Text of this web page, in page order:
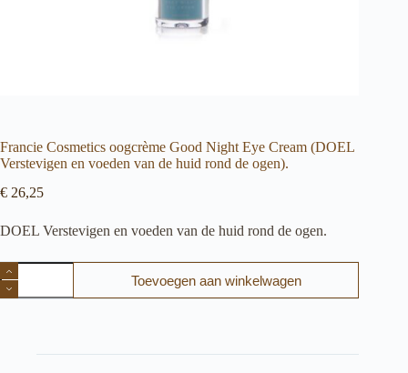
Francie Cosmetics oogcrème Good Night Eye Cream (DOEL
Verstevigen en voeden van de huid rond de ogen).
€ 26,25
DOEL Verstevigen en voeden van de huid rond de ogen.
Francie
Cosmetics
oogcrème
Toevoegen aan winkelwagen